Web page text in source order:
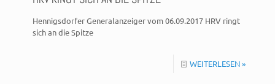
Hennigsdorfer Generalanzeiger vom 06.09.2017 HRV ringt
sich an die Spitze
WEITERLESEN »